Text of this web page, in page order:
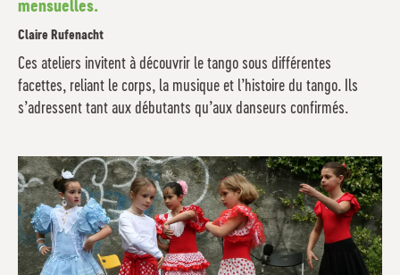
mensuelles.
Claire Rufenacht
Ces ateliers invitent à découvrir le tango sous différentes
facettes, reliant le corps, la musique et l’histoire du tango. Ils
s’adressent tant aux débutants qu’aux danseurs confirmés.